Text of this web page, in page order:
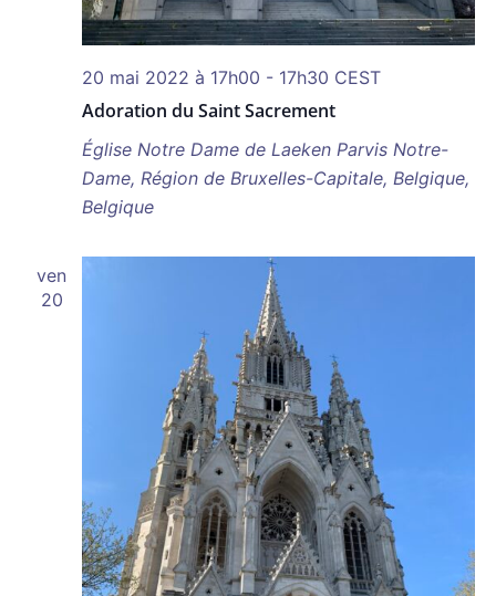
Adoration du Saint Sacrement
20 mai 2022 à 17h00 - 17h30 CEST
Église Notre Dame de Laeken Parvis Notre-
Dame, Région de Bruxelles-Capitale, Belgique,
Belgique
ven
20